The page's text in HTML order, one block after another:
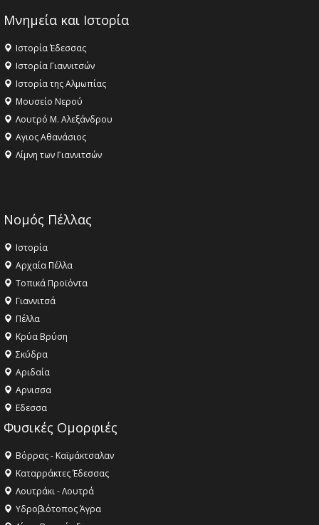
Μνημεία και Ιστορία
Ιστορία Έδεσσας
Ιστορία Γιαννιτσών
Ιστορία της Αλμωπίας
Μουσείο Νερού
Λουτρό Μ. Αλεξάνδρου
Αγιος Αθανάσιος
Λίμνη των Γιαννιτσών
Νομός Πέλλας
Ιστορία
Αρχαία Πέλλα
Τοπικά Προϊόντα
Γιαννιτσά
Πέλλα
Κρύα Βρύση
Σκύδρα
Αριδαία
Aρνισσα
Eδεσσα
Φυσικές Ομορφιές
Βόρρας - Καϊμάκτσαλαν
Καταρράκτες Έδεσσας
Λουτράκι - Λουτρά
Υδροβιότοπος Άγρα